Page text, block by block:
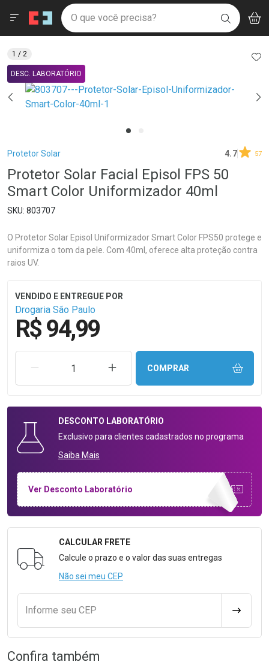
Drogaria São Paulo
Ir direto para a home
pela página
Ir direto para o conteúdo
Ir direto para a busca
Ir direto para a conta
Ir direto para a ajuda
Ir direto para a notificações
Ir direto para o carrinho
Ir direto para o menu
Faça a sua busca
O que você precisa? BUSCAR
Menu
Breadcrumb
Protetor Solar 4.7 57
Protetor Solar Facial Episol FPS 50
Smart Color Uniformizador 40ml
803707
O Protetor Solar Episol Uniformizador Smart Color FPS50 protege e
uniformiza o tom da pele. Com 40ml, oferece alta proteção contra
raios UV.
Drogaria São Paulo
R$ 94,99
REMOVER UMA UNIDADEAUMENTAR UMA UNIDADE
COMPRAR
DESCONTO LABORATÓRIO
Exclusivo para clientes cadastrados no programa
Saiba Mais
Ver Desconto Laboratório
Formulário para Calcular o Frete
CALCULAR FRETE
Calcule o prazo e o valor das suas entregas
Não sei meu CEP
Informe seu CEP
DESC. LABORATÓRIO
1 / 2
Confira também